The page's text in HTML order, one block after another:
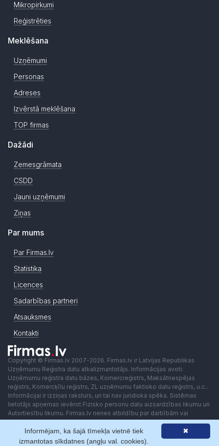
Mikropirkumi
Reģistrēties
Meklēšana
Uzņēmumi
Personas
Adreses
Izvērstā meklēšana
TOP firmas
Dažādi
Zemesgrāmata
CSDD
Jauni uzņēmumi
Ziņas
Par mums
Par Firmas.lv
Statistika
Licences
Sadarbības partneri
Atsauksmes
Kontakti
Copyright © Firmas.lv 2007-2026. Firmas.lv ir Latvijas Republikas
Uzņēmumu Reģistra datu atkalizmantotājs. Informācijas avoti:
Uzņēmumu reģistra datu bāzes, Komercreģistrs, Maksātnespējas
reģistrs, Komercķīlu reģistrs, ZL uzņēmumu faktisko datu reģistrs, u.c..
Informācijai ir izziņas raksturs, un tai nav juridiska spēka. Sistēmas
lietotājs apņemas ievērot Fizisko personu datu aizsardzības likumu un
Autortiesību likumu. Firmas.lv nenes atbildību par darbībām vai
lēmumiem, kas balstīti uz saņemto pakalpojumu. Lietotājam aizliegts
izmantot jebkādas automatizētas sistēmas vai iekārtas (robotus)
piekļuvei sistēmai bez rakstiskas saskaņošanas ar Firmas.lv. Galvenā
✖
Informējam, ka šajā tīmekļa vietnē tiek
izmantotas sīkdatnes (angļu val. cookies).